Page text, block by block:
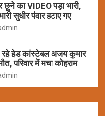
छूने का VIDEO पड़ा भारी,
सुधीर पंवार हटाए गए
रहे हेड कांस्टेबल अजय कुमार
परिवार में मचा कोहराम